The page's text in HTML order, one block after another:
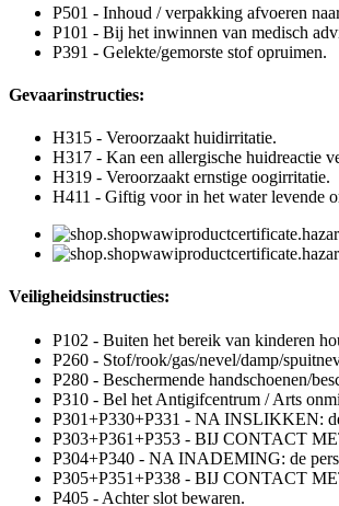
P501 - Inhoud / verpakking afvoeren
P101 - Bij het inwinnen van medisch
P391 - Gelekte/gemorste stof opruimen.
Gevaarinstructies:
H315 - Veroorzaakt huidirritatie.
H317 - Kan een allergische huidreactie
H319 - Veroorzaakt ernstige oogirritatie.
H411 - Giftig voor in het water levende
Veiligheidsinstructies:
P102 - Buiten het bereik van kinderen
P260 - Stof/rook/gas/nevel/damp/
P280 - Beschermende handschoenen/
P310 - Bel het Antigifcentrum / Arts
P301+P330+P331 - NA INSLIKKEN:
P303+P361+P353 - BIJ CONTACT
P304+P340 - NA INADEMING: de
P305+P351+P338 - BIJ CONTACT
P405 - Achter slot bewaren.